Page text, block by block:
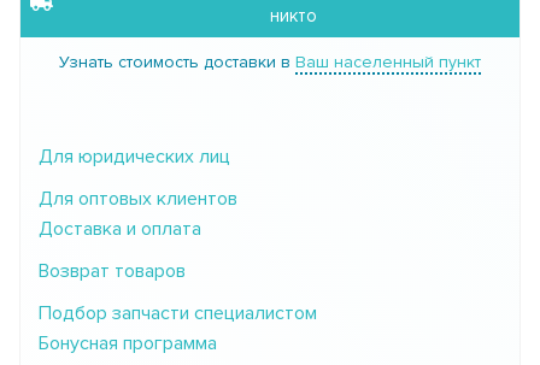
никто
Узнать стоимость доставки в Ваш населенный пункт
Для юридических лиц
Для оптовых клиентов
Доставка и оплата
Возврат товаров
Подбор запчасти специалистом
Бонусная программа